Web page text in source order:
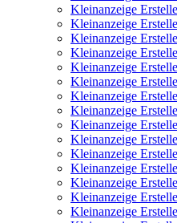
Kleinanzeige
Kleinanzeige
Kleinanzeige
Kleinanzeige
Kleinanzeige
Kleinanzeige
Kleinanzeige
Kleinanzeige
Kleinanzeige
Kleinanzeige
Kleinanzeige
Kleinanzeige
Kleinanzeige
Kleinanzeige
Kleinanzeige